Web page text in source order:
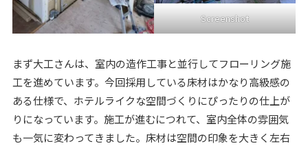
Screenshot
まず大工さんは、室内の造作工事と並行してフローリング施
工を進めています。今回採用している床材はかなり高級感の
ある仕様で、ホテルライクな空間づくりにぴったりの仕上が
りになっています。施工が進むにつれて、室内全体の雰囲気
も一気に変わってきました。床材は空間の印象を大きく左右